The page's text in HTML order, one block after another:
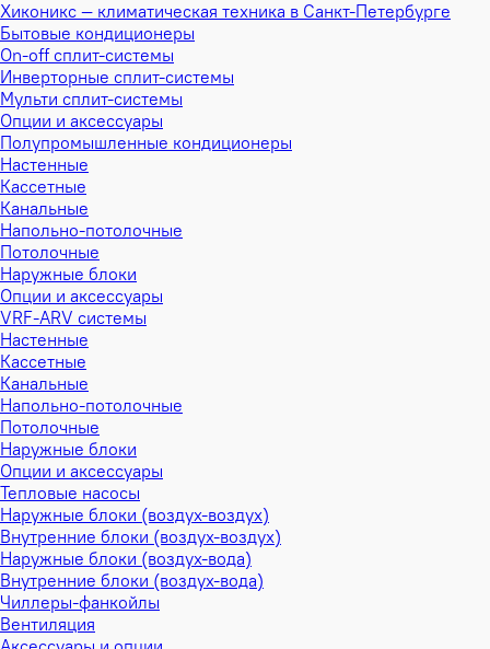
Хиконикс — климатическая техника в Санкт-Петербурге
Бытовые кондиционеры
On-off сплит-системы
Инверторные сплит-системы
Мульти сплит-системы
Опции и аксессуары
Полупромышленные кондиционеры
Настенные
Кассетные
Канальные
Напольно-потолочные
Потолочные
Наружные блоки
Опции и аксессуары
VRF-ARV системы
Настенные
Кассетные
Канальные
Напольно-потолочные
Потолочные
Наружные блоки
Опции и аксессуары
Тепловые насосы
Наружные блоки (воздух-воздух)
Внутренние блоки (воздух-воздух)
Наружные блоки (воздух-вода)
Внутренние блоки (воздух-вода)
Чиллеры-фанкойлы
Вентиляция